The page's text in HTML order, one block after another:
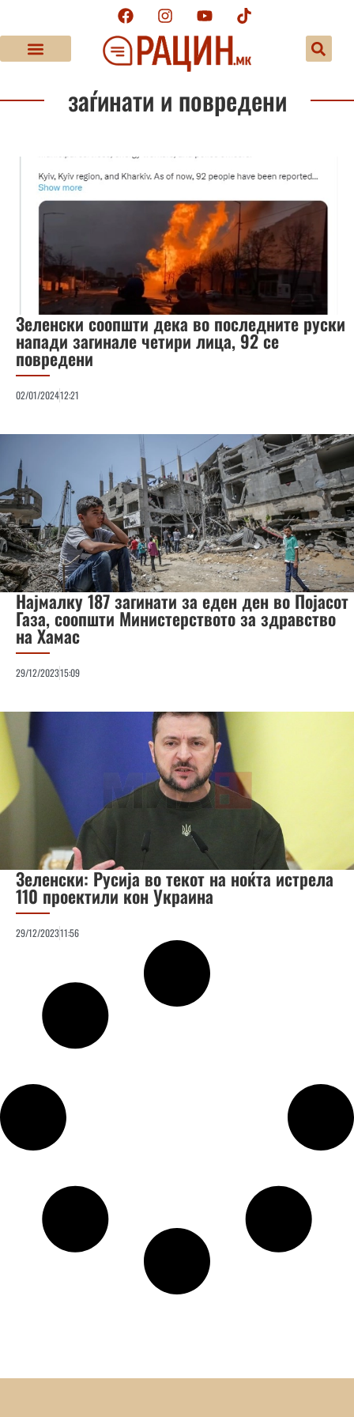
заѓинати и повредени
Зеленски соопшти дека во последните руски
напади загинале четири лица, 92 се
повредени
02/01/202412:21
Најмалку 187 загинати за еден ден во Појасот
Газа, соопшти Министерството за здравство
на Хамас
29/12/202315:09
Зеленски: Русија во текот на ноќта истрела
110 проектили кон Украина
29/12/202311:56